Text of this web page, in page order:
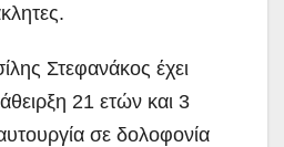
Στεφανάκος έχει
21 ετών και 3
σε δολοφονία